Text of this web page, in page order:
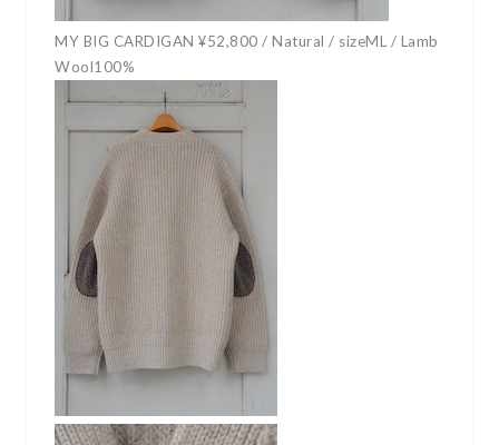
MY BIG CARDIGAN ¥52,800 / Natural / sizeML / Lamb
Wool100%